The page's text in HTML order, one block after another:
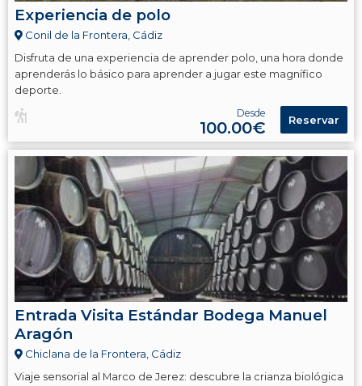
Experiencia de polo
Conil de la Frontera, Cádiz
Disfruta de una experiencia de aprender polo, una hora donde
aprenderás lo básico para aprender a jugar este magnífico
deporte.
Desde
100.00€ Reservar
Entrada Visita Estándar Bodega Manuel
Aragón
Chiclana de la Frontera, Cádiz
Viaje sensorial al Marco de Jerez: descubre la crianza biológica